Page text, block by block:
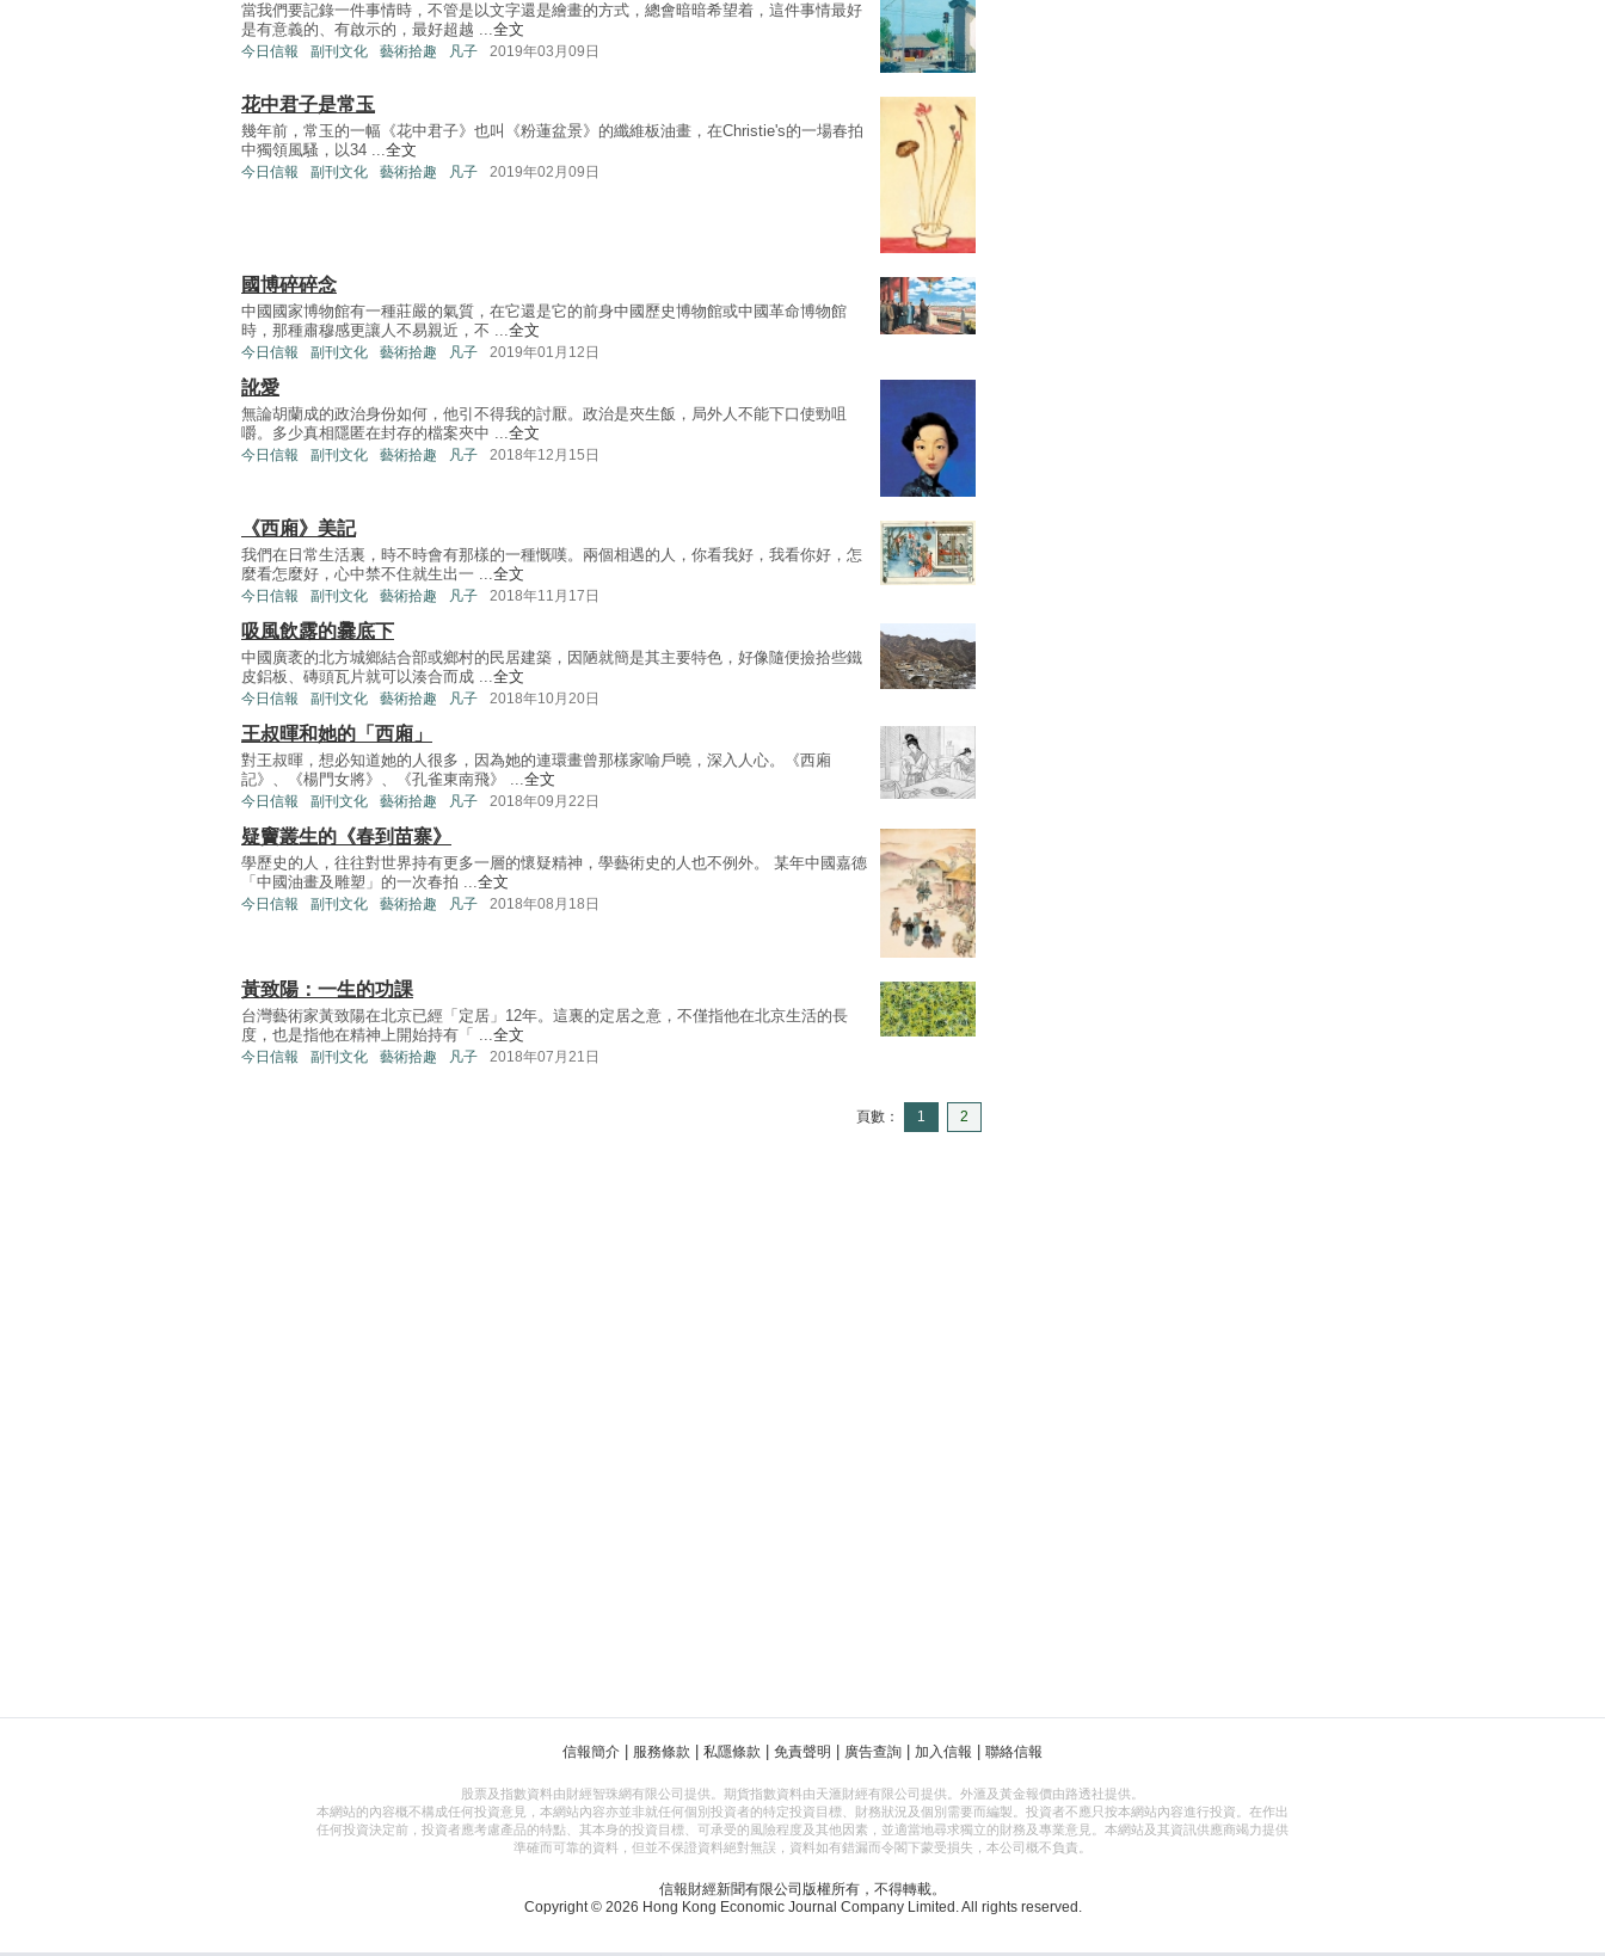
當我們要記錄一件事情時，不管是以文字還是繪畫的方式，總會暗暗希望着，這件事情最好
是有意義的、有啟示的，最好超越 ...全文
今日信報 副刊文化 藝術拾趣 凡子 2019年03月09日
花中君子是常玉
幾年前，常玉的一幅《花中君子》也叫《粉蓮盆景》的纖維板油畫，在Christie's的一場春拍
中獨領風騷，以34 ... 全文
今日信報 副刊文化 藝術拾趣 凡子 2019年02月09日
國博碎碎念
中國國家博物館有一種莊嚴的氣質，在它還是它的前身中國歷史博物館或中國革命博物館
時，那種肅穆感更讓人不易親近，不 ...全文
今日信報 副刊文化 藝術拾趣 凡子 2019年01月12日
訛愛
無論胡蘭成的政治身份如何，他引不得我的討厭。政治是夾生飯，局外人不能下口使勁咀
嚼。多少真相隱匿在封存的檔案夾中 ...全文
今日信報 副刊文化 藝術拾趣 凡子 2018年12月15日
《西廂》美記
我們在日常生活裏，時不時會有那樣的一種慨嘆。兩個相遇的人，你看我好，我看你好，怎
麼看怎麼好，心中禁不住就生出一 ... 全文
今日信報 副刊文化 藝術拾趣 凡子 2018年11月17日
吸風飲露的爨底下
中國廣袤的北方城鄉結合部或鄉村的民居建築，因陋就簡是其主要特色，好像隨便撿拾些鐵
皮鋁板、磚頭瓦片就可以湊合而成 ... 全文
今日信報 副刊文化 藝術拾趣 凡子 2018年10月20日
王叔暉和她的「西廂」
對王叔暉，想必知道她的人很多，因為她的連環畫曾那樣家喻戶曉，深入人心。《西廂
記》、《楊門女將》、《孔雀東南飛》 ... 全文
今日信報 副刊文化 藝術拾趣 凡子 2018年09月22日
疑竇叢生的《春到苗寨》
學歷史的人，往往對世界持有更多一層的懷疑精神，學藝術史的人也不例外。 某年中國嘉德
「中國油畫及雕塑」的一次春拍 ... 全文
今日信報 副刊文化 藝術拾趣 凡子 2018年08月18日
黃致陽：一生的功課
台灣藝術家黃致陽在北京已經「定居」12年。這裏的定居之意，不僅指他在北京生活的長
度，也是指他在精神上開始持有「 ... 全文
今日信報 副刊文化 藝術拾趣 凡子 2018年07月21日
頁數： 1 2
信報簡介 | 服務條款 | 私隱條款 | 免責聲明 | 廣告查詢 | 加入信報 | 聯絡信報
股票及指數資料由財經智珠網有限公司提供。期貨指數資料由天滙財經有限公司提供。外滙及黃金報價由路透社提供。
本網站的內容概不構成任何投資意見，本網站內容亦並非就任何個別投資者的特定投資目標、財務狀況及個別需要而編製。投資者不應只按本網站內容進行投資。在作出
任何投資決定前，投資者應考慮產品的特點、其本身的投資目標、可承受的風險程度及其他因素，並適當地尋求獨立的財務及專業意見。本網站及其資訊供應商竭力提供
準確而可靠的資料，但並不保證資料絕對無誤，資料如有錯漏而令閣下蒙受損失，本公司概不負責。
信報財經新聞有限公司版權所有，不得轉載。
Copyright © 2026 Hong Kong Economic Journal Company Limited. All rights reserved.